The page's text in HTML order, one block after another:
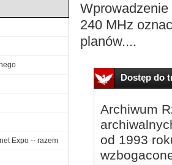
240 MHz
planów....
Dostęp do
Archiwum
od 1993
Expo -- razem